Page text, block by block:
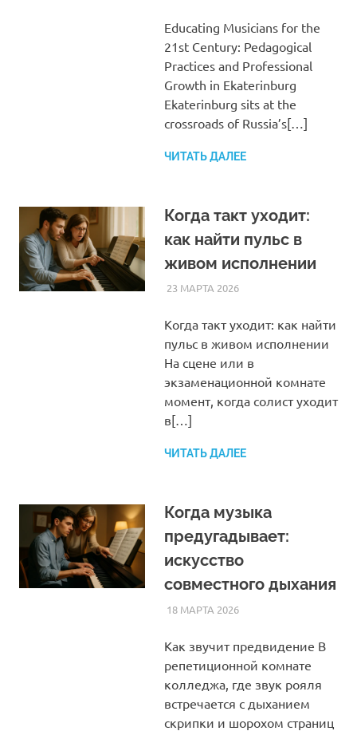
Educating Musicians for the
21st Century: Pedagogical
Practices and Professional
Growth in Ekaterinburg
Ekaterinburg sits at the
crossroads of Russia’s[…]
ЧИТАТЬ ДАЛЕЕ
Когда такт уходит:
как найти пульс в
живом исполнении
23 МАРТА 2026SOMEPK
СТАТЬИ
Когда такт уходит: как найти
пульс в живом исполнении
На сцене или в
экзаменационной комнате
момент, когда солист уходит
в[…]
ЧИТАТЬ ДАЛЕЕ
Когда музыка
предугадывает:
искусство
совместного дыхания
18 МАРТА 2026SOMEPK
СТАТЬИ
Как звучит предвидение В
репетиционной комнате
колледжа, где звук рояля
встречается с дыханием
скрипки и шорохом страниц